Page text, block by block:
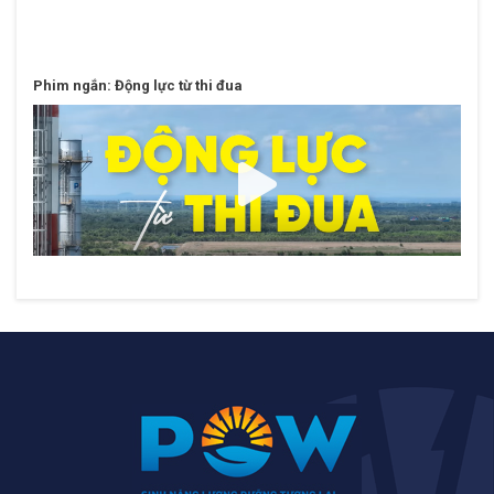
Phim ngắn: Động lực từ thi đua